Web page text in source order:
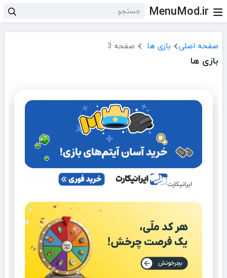
MenuMod.ir
صفحه اصلی بازی ها صفحه 3
بازی ها
ایرانیکارت